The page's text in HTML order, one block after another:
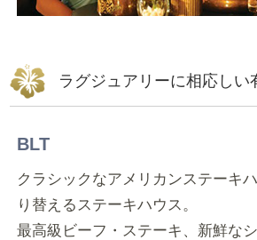
ラグジュアリーに相応しい
BLT
クラシックなアメリカンステーキ
り替えるステーキハウス。
最高級ビーフ・ステーキ、新鮮な